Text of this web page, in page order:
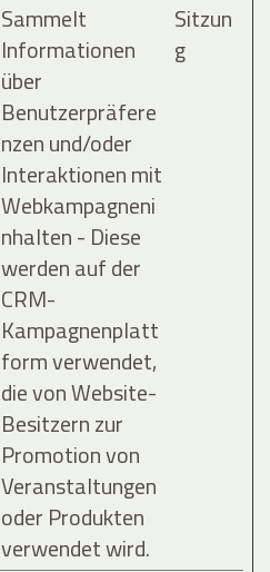
Sammelt
Informationen
über
Benutzerpräfere
nzen und/oder
Interaktionen mit
Webkampagneni
nhalten - Diese
werden auf der
CRM-
Kampagnenplatt
form verwendet,
die von Website-
Besitzern zur
Promotion von
Veranstaltungen
oder Produkten
verwendet wird.
Sitzun
g